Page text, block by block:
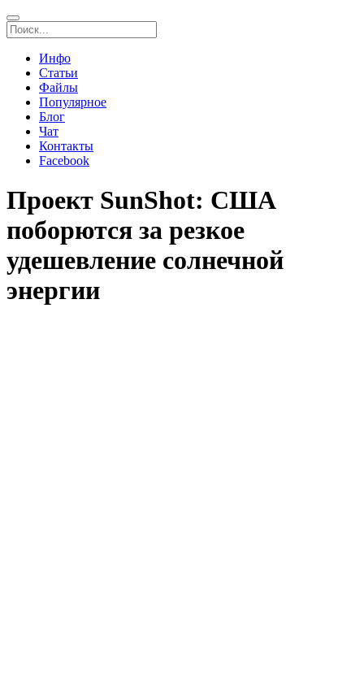
Инфо
Статьи
Файлы
Популярное
Блог
Чат
Контакты
Facebook
Проект SunShot: США
поборются за резкое
удешевление солнечной
энергии